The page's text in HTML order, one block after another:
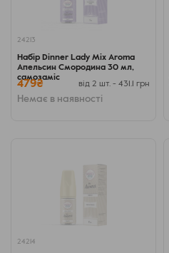
24213
Набір Dinner Lady Mix Aroma
Апельсин Cмородина 30 мл,
самозаміс
479₴ від 2 шт. - 431.1 грн
Немає в наявності
24214